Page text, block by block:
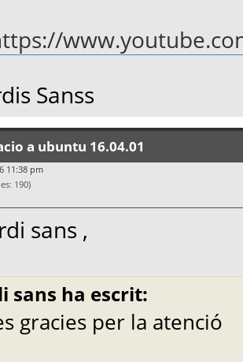
Sanss
a ubuntu 16.04.01
11:38 pm
190)
sans ,
sans ha escrit:
gracies per la atenció